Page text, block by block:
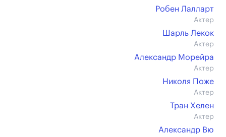
Робен Лалларт
Актер
Шарль Лекок
Актер
Александр Морейра
Актер
Николя Поже
Актер
Тран Хелен
Актер
Александр Вю